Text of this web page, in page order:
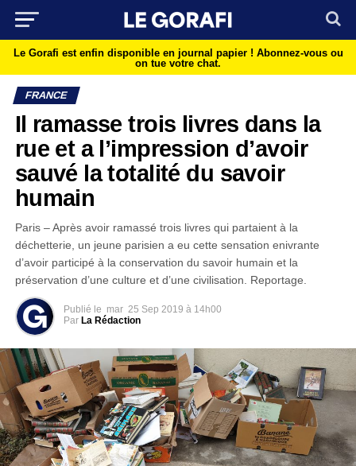
Le Gorafi est enfin disponible en journal papier ! Abonnez-vous ou
on tue votre chat.
FRANCE
Il ramasse trois livres dans la
rue et a l’impression d’avoir
sauvé la totalité du savoir
humain
Paris – Après avoir ramassé trois livres qui partaient à la
déchetterie, un jeune parisien a eu cette sensation enivrante
d’avoir participé à la conservation du savoir humain et la
préservation d’une culture et d’une civilisation. Reportage.
Publié le mar 25 Sep 2019 à 14h00
Par La Rédaction